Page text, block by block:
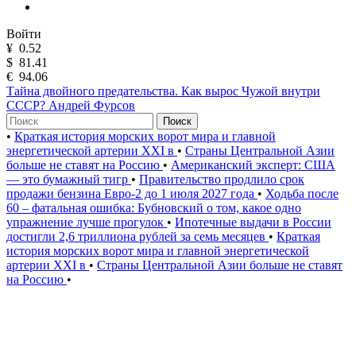
Войти
¥ 0.52
$ 81.41
€ 94.06
Тайна двойного предательства. Как вырос Чужой внутри
СССР? Андрей Фурсов
Поиск
• Краткая история морских ворот мира и главной
энергетической артерии XXI в • Страны Центральной Азии
больше не ставят на Россию • Американский эксперт: США
— это бумажный тигр • Правительство продлило срок
продажи бензина Евро-2 до 1 июля 2027 года • Ходьба после
60 – фатальная ошибка: Бубновский о том, какое одно
упражнение лучше прогулок • Ипотечные выдачи в России
достигли 2,6 триллиона рублей за семь месяцев • Краткая
история морских ворот мира и главной энергетической
артерии XXI в • Страны Центральной Азии больше не ставят
на Россию •